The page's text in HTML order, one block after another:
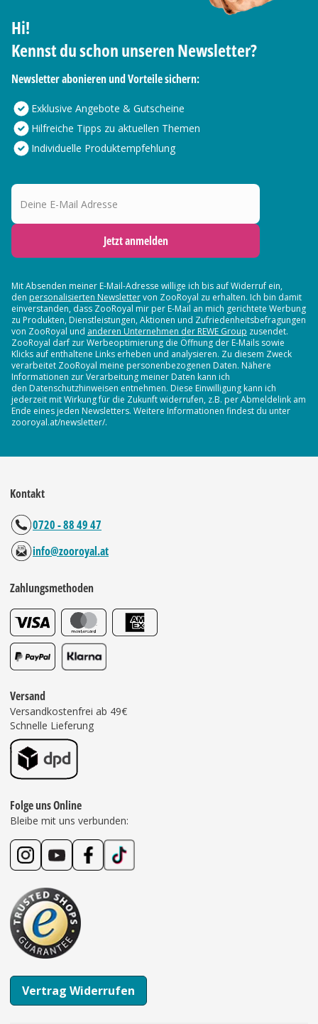
Hi!
Kennst du schon unseren Newsletter?
Newsletter abonieren und Vorteile sichern:
Exklusive Angebote & Gutscheine
Hilfreiche Tipps zu aktuellen Themen
Individuelle Produktempfehlung
Deine E-Mail Adresse
Jetzt anmelden
Mit Absenden meiner E-Mail-Adresse willige ich bis auf Widerruf ein,
den personalisierten Newslettervon ZooRoyal zu erhalten. Ich bin damit
einverstanden, dass ZooRoyal mir per E-Mail an mich gerichtete Werbung
zu Produkten, Dienstleistungen, Aktionen und Zufriedenheitsbefragungen
von ZooRoyal und anderen Unternehmen der REWE Group zusendet.
ZooRoyal darf zur Werbeoptimierung die Öffnung der E-Mails sowie
Klicks auf enthaltene Links erheben und analysieren. Zu diesem Zweck
verarbeitet ZooRoyal meine personenbezogenen Daten. Nähere
Informationen zur Verarbeitung meiner Daten kann ich
den Datenschutzhinweisen entnehmen. Diese Einwilligung kann ich
jederzeit mit Wirkung für die Zukunft widerrufen, z.B. per Abmeldelink am
Ende eines jeden Newsletters. Weitere Informationen findest du unter
zooroyal.at/newsletter/.
Kontakt
0720 - 88 49 47
info@zooroyal.at
Zahlungsmethoden
Versand
Versandkostenfrei ab 49€
Schnelle Lieferung
Folge uns Online
Bleibe mit uns verbunden:
Vertrag Widerrufen